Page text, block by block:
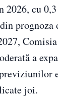
2026, cu
prognoza
a
joi.